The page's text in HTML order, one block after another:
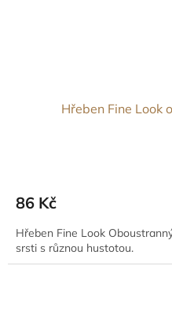
Hřeben Fine Look
86 Kč
Hřeben Fine Look
srsti s různou hustotou.